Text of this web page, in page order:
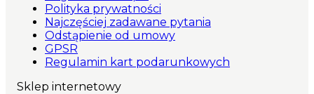
Polityka prywatności
Najczęściej zadawane pytania
Odstąpienie od umowy
GPSR
Regulamin kart podarunkowych
Sklep internetowy